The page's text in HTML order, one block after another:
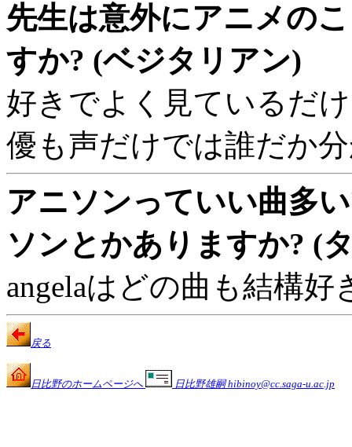
先生は意外にアニメの
すか? (ベジタリアン)
好きでよく見ているだ
優も声だけでは誰だか
アニソンっていい曲多
ソンとかありますか? (
angelaはどの曲も結構好
戻る
日比野のホームページへ 日比野雄嗣 hibinoy@cc.saga-u.ac.jp